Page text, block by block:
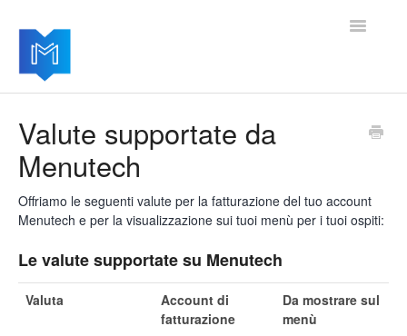
Toggle
Gestire le impostazioni
Aggiornamenti del software
Valute supportate da
Menutech
Offriamo le seguenti valute per la fatturazione del tuo account
Menutech e per la visualizzazione sui tuoi menù per i tuoi ospiti:
Le valute supportate su Menutech
Valuta
Account di
fatturazione
Da mostrare sul
menù